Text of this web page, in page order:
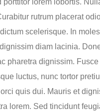
rutrum placerat
scelerisque. In
diam lacinia.
pharetra dignissim.
luctus, nunc tortor
quis dui. Mauris et
lorem. Sed tincidunt